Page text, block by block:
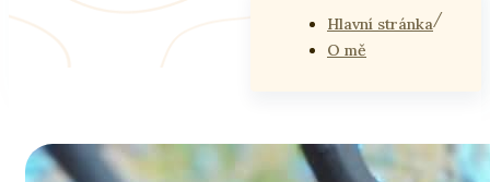
Hlavní stránka
O mě